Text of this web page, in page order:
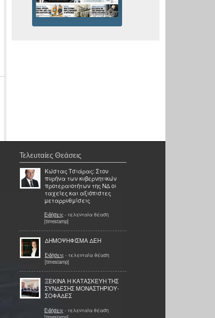
Τελευταίες Θεάσεις
Κώστας Τσιάρας: Στον
πυρήνα των κυβερνητικών
προτεραιοτήτων της ΝΔ οι
ταχείες και αξιόπιστες
μεταρρυθμίσεις
Ειδήσεις - τελευταία θέαση
[timestamp]
ΔΗΜΟΨΗΦΙΣΜΑ ΔΕΗ
Ειδήσεις - τελευταία θέαση
[timestamp]
ΞΕΚΙΝΑ Η ΚΑΤΑΣΚΕΥΗ ΤΗΣ
ΣΥΝΔΕΣΗΣ ΜΟΝΑΣΤΗΡΙΟΥ-
ΣΟΦΑΔΕΣ
Ειδήσεις - τελευταία θέαση